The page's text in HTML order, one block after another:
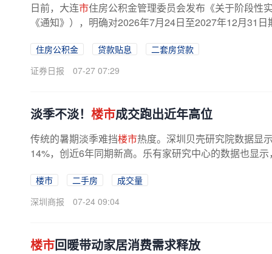
日前，大连市住房公积金管理委员会发布《关于阶段性
《通知》），明确对2026年7月24日至2027年12月31
住房公积金 贷款贴息
二套房贷款
证券日报
07-27 07:29
淡季不淡！ 楼市成交跑出近年高位
传统的暑期淡季难挡楼市热度。深圳贝壳研究院数据显
14%，创近6年同期新高。乐有家研究中心的数据也显
楼市 二手房
成交量
深圳商报
07-24 09:04
楼市回暖带动家居消费需求释放